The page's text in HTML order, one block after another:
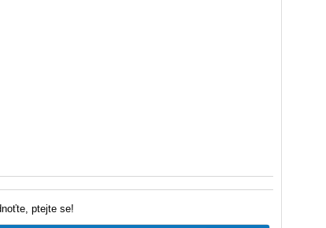
ptejte se!